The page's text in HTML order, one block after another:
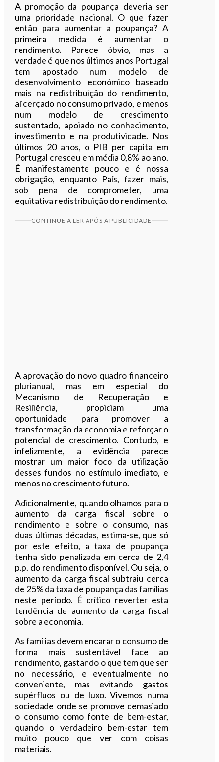
A promoção da poupança deveria ser
uma prioridade nacional. O que fazer
então para aumentar a poupança? A
primeira medida é aumentar o
rendimento. Parece óbvio, mas a
verdade é que nos últimos anos Portugal
tem apostado num modelo de
desenvolvimento económico baseado
mais na redistribuição do rendimento,
alicerçado no consumo privado, e menos
num modelo de crescimento
sustentado, apoiado no conhecimento,
investimento e na produtividade. Nos
últimos 20 anos, o PIB per capita em
Portugal cresceu em média 0,8% ao ano.
É manifestamente pouco e é nossa
obrigação, enquanto País, fazer mais,
sob pena de comprometer, uma
equitativa redistribuição do rendimento.
CONTINUE A LER APÓS A PUBLICIDADE
A aprovação do novo quadro financeiro
plurianual, mas em especial do
Mecanismo de Recuperação e
Resiliência, propiciam uma
oportunidade para promover a
transformação da economia e reforçar o
potencial de crescimento. Contudo, e
infelizmente, a evidência parece
mostrar um maior foco da utilização
desses fundos no estímulo imediato, e
menos no crescimento futuro.
Adicionalmente, quando olhamos para o
aumento da carga fiscal sobre o
rendimento e sobre o consumo, nas
duas últimas décadas, estima-se, que só
por este efeito, a taxa de poupança
tenha sido penalizada em cerca de 2,4
p.p. do rendimento disponível. Ou seja, o
aumento da carga fiscal subtraiu cerca
de 25% da taxa de poupança das famílias
neste período. É crítico reverter esta
tendência de aumento da carga fiscal
sobre a economia.
As famílias devem encarar o consumo de
forma mais sustentável face ao
rendimento, gastando o que tem que ser
no necessário, e eventualmente no
conveniente, mas evitando gastos
supérfluos ou de luxo. Vivemos numa
sociedade onde se promove demasiado
o consumo como fonte de bem-estar,
quando o verdadeiro bem-estar tem
muito pouco que ver com coisas
materiais.